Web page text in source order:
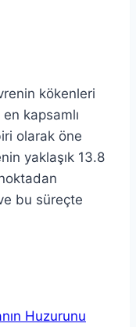
kökenleri
kapsamlı
olarak öne
yaklaşık 13.8
bu süreçte